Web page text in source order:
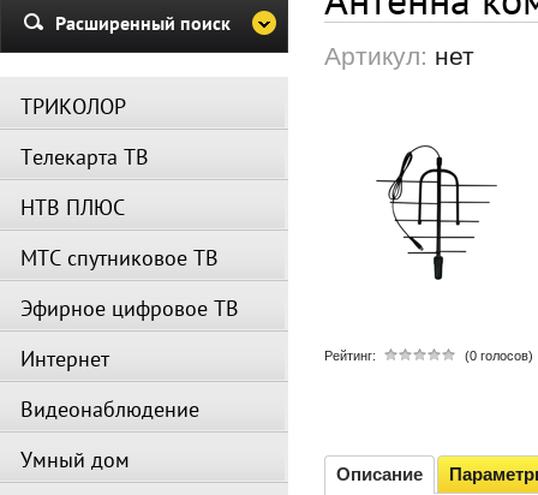
Убедительная просьба в
каналов и не перезагружать
автоматически по завершении
профилактических работ.
Артикул: нет
Рейтинг: (0 голосов)
Описание
Расширенный поиск
ТРИКОЛОР
Телекарта ТВ
НТВ ПЛЮС
МТС спутниковое ТВ
Эфирное цифровое ТВ
Интернет
Видеонаблюдение
Умный дом